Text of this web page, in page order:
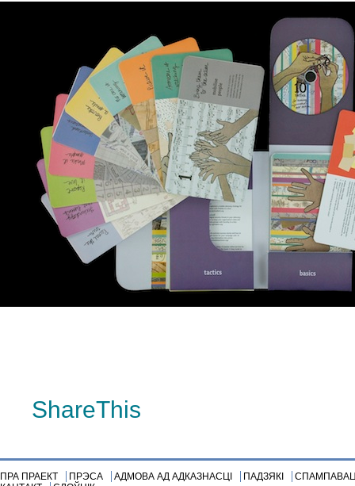
ShareThis
ПРА ПРАЕКТ ПРЭСА АДМОВА АД АДКАЗНАСЦІ ПАДЗЯКІ